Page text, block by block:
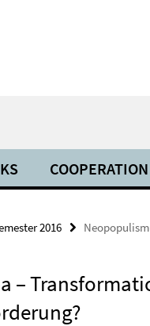
2016
–